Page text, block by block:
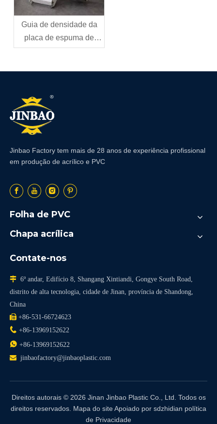
Guia de densidade da
placa de espuma de
PVC: como escolher a
Jinbao Factory tem mais de 28 anos de experiência profissional
em produção de acrílico e PVC
Folha de PVC
Chapa acrílica
Contate-nos
 6º andar, Edifício 8, Shangang Xintiandi, Gongye South Road,
distrito de alta tecnologia, cidade de Jinan, província de Shandong,
China
 +86-531-66724623
 +86-13969152622
 +86-13969152622
 jinbaofactory@jinbaoplastic.com
Direitos autorais © 2026 Jinan Jinbao Plastic Co., Ltd. Todos os
direitos reservados. Mapa do siteApoiado por sdzhidian política
de Privacidade